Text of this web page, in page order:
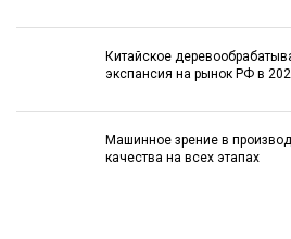
Китайское
экспансия на рынок РФ в
Машинное зрение в
качества на всех этапах